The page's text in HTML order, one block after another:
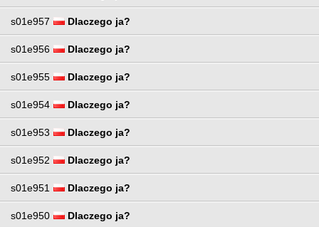
s01e957 Dlaczego ja?
s01e956 Dlaczego ja?
s01e955 Dlaczego ja?
s01e954 Dlaczego ja?
s01e953 Dlaczego ja?
s01e952 Dlaczego ja?
s01e951 Dlaczego ja?
s01e950 Dlaczego ja?